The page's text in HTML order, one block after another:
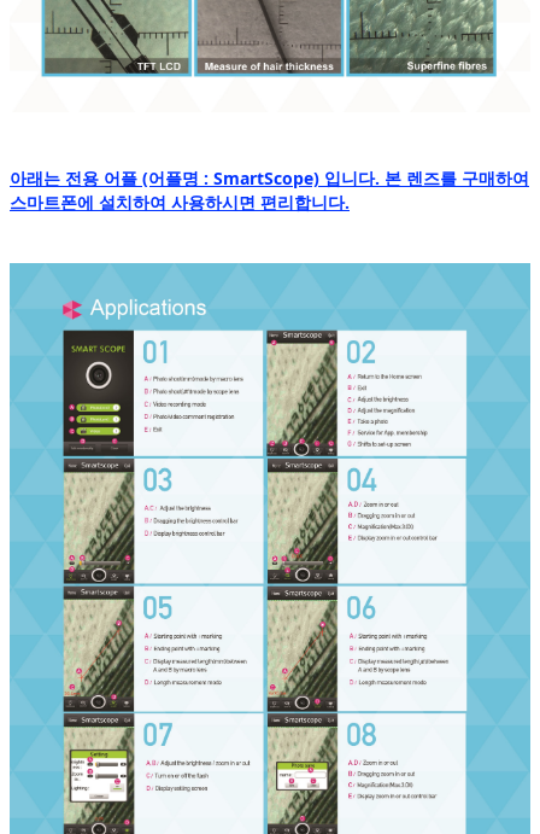
아래는 전용 어플 (어플명 : SmartScope) 입니다. 본 렌즈를 구매하여
스마트폰에 설치하여 사용하시면 편리합니다.